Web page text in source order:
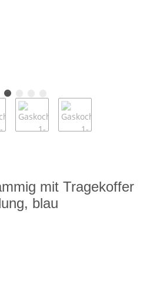
mit Tragekoffer
blau